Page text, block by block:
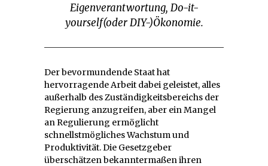
Eigenverantwortung, Do-it-
yourself(oder DIY-)Ökonomie.
Der bevormundende Staat hat
hervorragende Arbeit dabei geleistet, alles
außerhalb des Zuständigkeitsbereichs der
Regierung anzugreifen, aber ein Mangel
an Regulierung ermöglicht
schnellstmögliches Wachstum und
Produktivität. Die Gesetzgeber
überschätzen bekanntermaßen ihren